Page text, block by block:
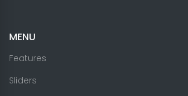
MENU
Features
Sliders